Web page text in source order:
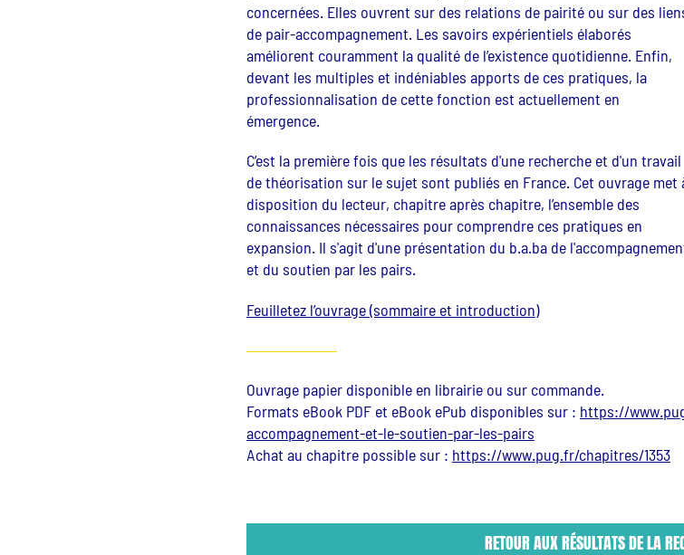
concernées. Elles ouvrent sur des relations de pairité ou sur des
de pair-accompagnement. Les savoirs expérientiels élaborés
améliorent couramment la qualité de l’existence quotidienne. Enfin,
devant les multiples et indéniables apports de ces pratiques, la
professionnalisation de cette fonction est actuellement en
émergence.
C’est la première fois que les résultats d'une recherche et d'un travail
de théorisation sur le sujet sont publiés en France. Cet ouvrage met
disposition du lecteur, chapitre après chapitre, l’ensemble des
connaissances nécessaires pour comprendre ces pratiques en
expansion. Il s'agit d'une présentation du b.a.ba de
et du soutien par les pairs.
Feuilletez l’ouvrage (sommaire et introduction)
Ouvrage papier disponible en librairie ou sur commande.
Formats eBook PDF et eBook ePub disponibles sur : https://
accompagnement-et-le-soutien-par-les-pairs
Achat au chapitre possible sur : https://www.pug.fr/chapitres/1353
RETOUR AUX RÉSULTATS DE LA